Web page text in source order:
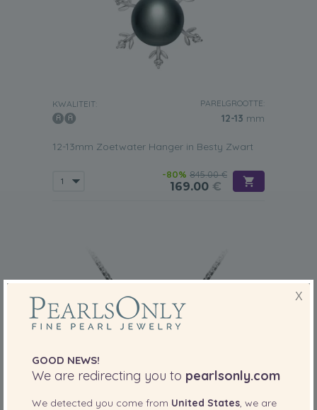
KWALITEIT: PARELGROOTTE:
12-13 mm
12-13mm Zoetwater Hanger in Besty Zwart
-80% 845.00 €
169.00 €
X
GOOD NEWS!
We are redirecting you to pearlsonly.com
We detected you come from United States, we are